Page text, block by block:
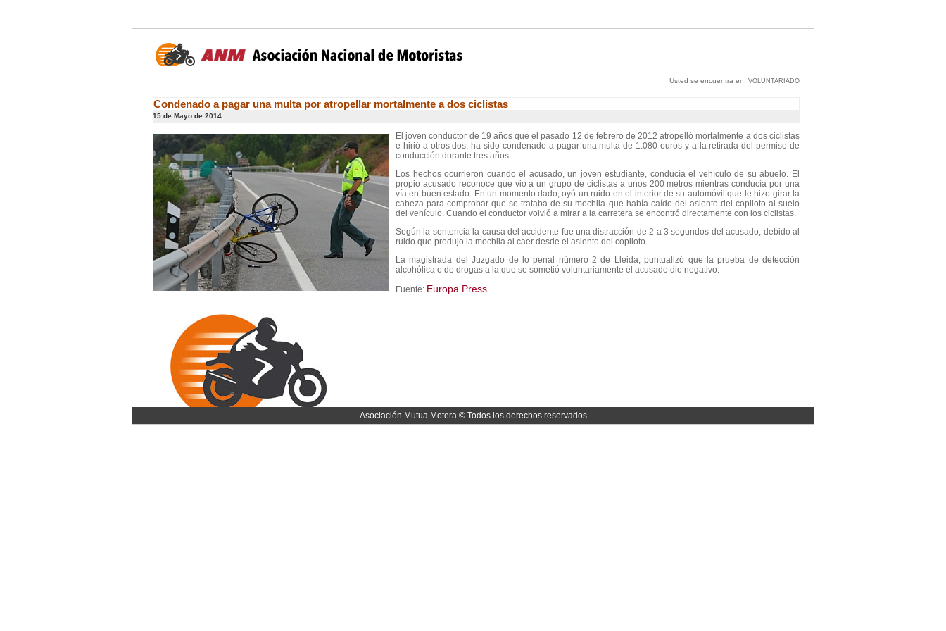
Usted se encuentra en: VOLUNTARIADO
Condenado a pagar una multa por atropellar mortalmente a dos ciclistas
15 de Mayo de 2014
El joven conductor de 19 años que el pasado 12 de febrero de 2012 atropelló mortalmente a dos ciclistas
e hirió a otros dos, ha sido condenado a pagar una multa de 1.080 euros y a la retirada del permiso de
conducción durante tres años.
Los hechos ocurrieron cuando el acusado, un joven estudiante, conducía el vehículo de su abuelo. El
propio acusado reconoce que vio a un grupo de ciclistas a unos 200 metros mientras conducía por una
vía en buen estado. En un momento dado, oyó un ruido en el interior de su automóvil que le hizo girar la
cabeza para comprobar que se trataba de su mochila que había caído del asiento del copiloto al suelo
del vehículo. Cuando el conductor volvió a mirar a la carretera se encontró directamente con los ciclistas.
Según la sentencia la causa del accidente fue una distracción de 2 a 3 segundos del acusado, debido al
ruido que produjo la mochila al caer desde el asiento del copiloto.
La magistrada del Juzgado de lo penal número 2 de Lleida, puntualizó que la prueba de detección
alcohólica o de drogas a la que se sometió voluntariamente el acusado dio negativo.
Fuente: Europa Press
Asociación Mutua Motera © Todos los derechos reservados